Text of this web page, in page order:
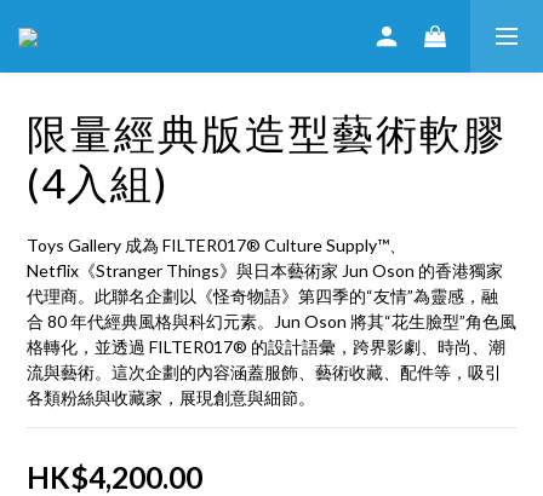
限量經典版造型藝術軟膠
(4入組)
Toys Gallery 成為 FILTER017® Culture Supply™、
Netflix《Stranger Things》與日本藝術家 Jun Oson 的香港獨家
代理商。此聯名企劃以《怪奇物語》第四季的“友情”為靈感，融
合 80 年代經典風格與科幻元素。Jun Oson 將其“花生臉型”角色風
格轉化，並透過 FILTER017® 的設計語彙，跨界影劇、時尚、潮
流與藝術。這次企劃的內容涵蓋服飾、藝術收藏、配件等，吸引
各類粉絲與收藏家，展現創意與細節。
HK$4,200.00